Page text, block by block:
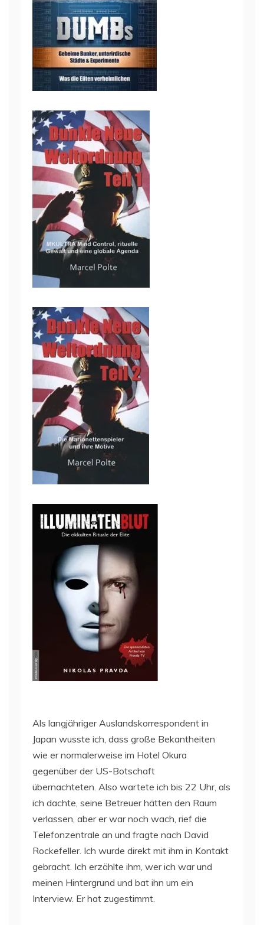
Als langjähriger Auslandskorrespondent in
Japan wusste ich, dass große Bekantheiten
wie er normalerweise im Hotel Okura
gegenüber der US-Botschaft
übernachteten. Also wartete ich bis 22 Uhr, als
ich dachte, seine Betreuer hätten den Raum
verlassen, aber er war noch wach, rief die
Telefonzentrale an und fragte nach David
Rockefeller. Ich wurde direkt mit ihm in Kontakt
gebracht. Ich erzählte ihm, wer ich war und
meinen Hintergrund und bat ihn um ein
Interview. Er hat zugestimmt.